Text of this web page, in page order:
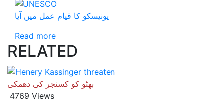
یونیسکو کا قیام عمل میں آیا
Read more
RELATED
بھٹو کو کسنجر کی دھمکی
4769 Views